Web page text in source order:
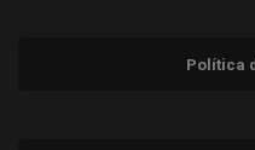
Política